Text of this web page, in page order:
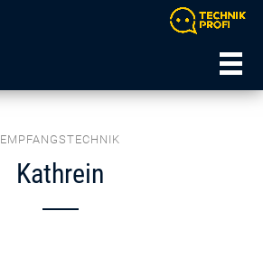
EMPFANGSTECHNIK
Kathrein